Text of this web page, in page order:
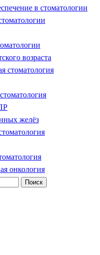
в стоматологии
возраста
стоматология
желёз
онкология